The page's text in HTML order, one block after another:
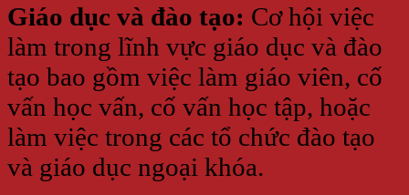
Giáo dục và đào tạo: Cơ hội việc
làm trong lĩnh vực giáo dục và đào
tạo bao gồm việc làm giáo viên, cố
vấn học vấn, cố vấn học tập, hoặc
làm việc trong các tổ chức đào tạo
và giáo dục ngoại khóa.